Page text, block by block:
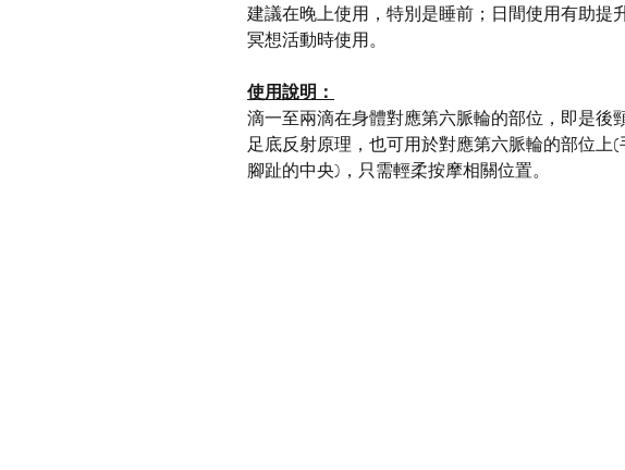
建議在晚上使用，特別是睡前；日間使用有助提
冥想活動時使用。
使用說明：
滴一至兩滴在身體對應第六脈輪的部位，即是後
足底反射原理，也可用於對應第六脈輪的部位上(
腳趾的中央) ，只需輕柔按摩相關位置。